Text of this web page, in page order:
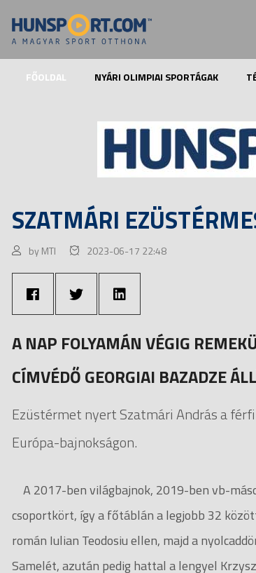
FŐOLDAL NYÁRI OLIMPIAI SPORTÁGAK
SZATMÁRI
by MTI 2023-06-17 22:48
A NAP FOLYAMÁN VÉGIG
CÍMVÉDŐ GEORGIAI BAZADZE
Ezüstérmet nyert Szatmári András a
Európa-bajnokságon.
A 2017-ben világbajnok, 2019-ben vb-
csoportkört, így a főtáblán a legjobb 32
román Iulian Teodosiu ellen, majd a
Samelét, azután pedig hattal a lengyel